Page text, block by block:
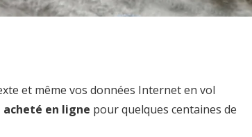
et même vos données Internet en vol
en ligne pour quelques centaines de